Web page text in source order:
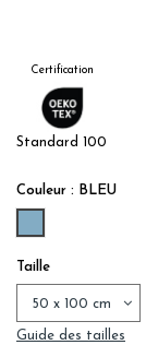
Certification
Standard 100
Couleur : BLEU
Taille
Guide des tailles